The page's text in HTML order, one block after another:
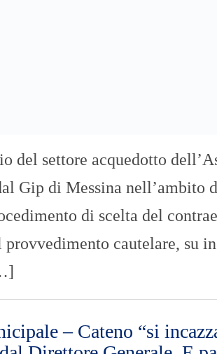
del settore acquedotto
Gip di Messina nell’ambito
di scelta del
provvedimento cautelare, su
– Cateno “si